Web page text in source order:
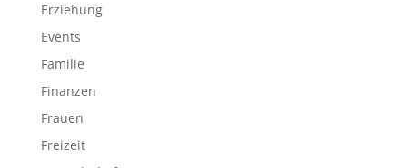
Erziehung
Events
Familie
Finanzen
Frauen
Freizeit